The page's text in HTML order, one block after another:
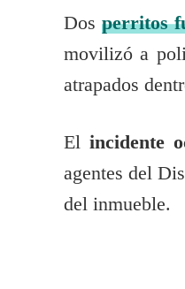
Dos perritos
movilizó a
atrapados
El incidente
agentes del
del inmueble.